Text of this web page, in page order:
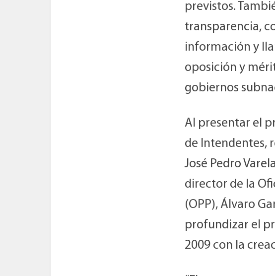
previstos.
transparencia,
información y
oposición y
gobiernos
Al presentar el
de Intendentes,
José Pedro
director de la
(OPP), Álvaro
profundizar el
2009 con la